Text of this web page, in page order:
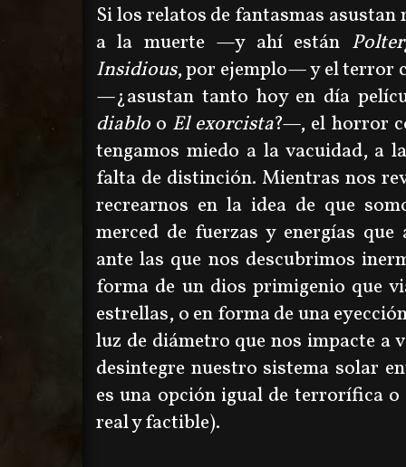
Si los relatos de fantasmas
a la muerte —y ahí están
Insidious, por ejemplo— y el terror
—¿asustan tanto hoy en día
diablo o El exorcista?—, el horror
tengamos miedo a la vacuidad, a
falta de distinción. Mientras nos
recrearnos en la idea de que
merced de fuerzas y energías que
ante las que nos descubrimos
forma de un dios primigenio que
estrellas, o en forma de una
luz de diámetro que nos impacte a
desintegre nuestro sistema solar
es una opción igual de terrorífica o
real y factible).